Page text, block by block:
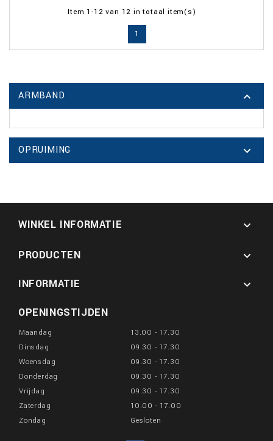
Item 1-12 van 12 in totaal item(s)
1
ARMBAND 
OPRUIMING 
WINKEL INFORMATIE 
PRODUCTEN

INFORMATIE

OPENINGSTIJDEN
Maandag
13.00 - 17.30
Dinsdag
09.30 - 17.30
Woensdag
09.30 - 17.30
Donderdag
09.30 - 17.30
Vrijdag
09.30 - 17.30
Zaterdag
10.00 - 17.00
Zondag
Gesloten